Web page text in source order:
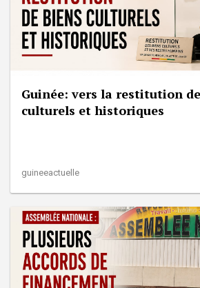
Guinée: vers la restitution
culturels et historiques
guineeactuelle